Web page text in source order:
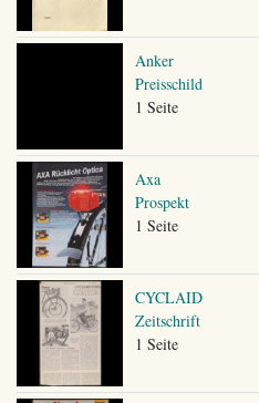
Anker
Preisschild
1 Seite
Axa
Prospekt
1 Seite
CYCLAID
Zeitschrift
1 Seite